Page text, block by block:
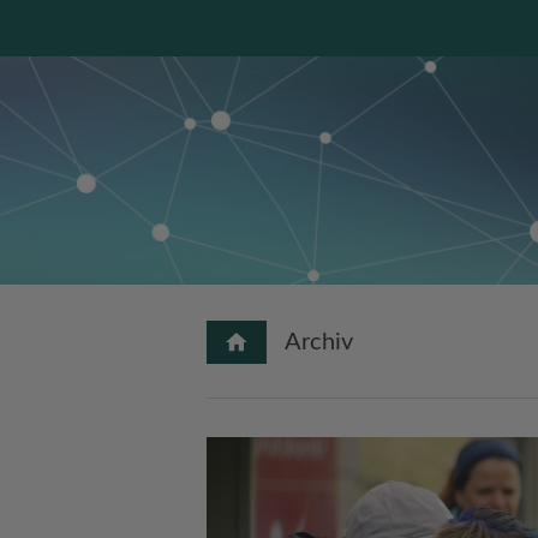
Archiv